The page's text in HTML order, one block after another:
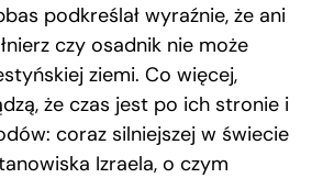
podkreślał wyraźnie, że ani
czy osadnik nie może
ziemi. Co więcej,
że czas jest po ich stronie i
coraz silniejszej w świecie
Izraela, o czym